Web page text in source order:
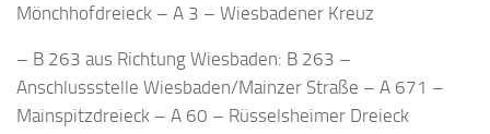
Mönchhofdreieck – A 3 – Wiesbadener Kreuz
– B 263 aus Richtung Wiesbaden: B 263 –
Anschlussstelle Wiesbaden/Mainzer Straße – A 671 –
Mainspitzdreieck – A 60 – Rüsselsheimer Dreieck